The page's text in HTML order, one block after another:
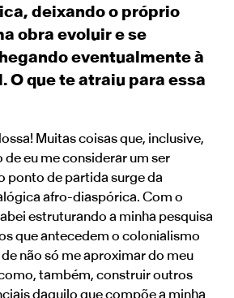
deixando o próprio
obra evoluir e se
eventualmente à
O que te atraiu para essa
Muitas coisas que, inclusive,
eu me considerar um ser
ponto de partida surge da
afro-diaspórica. Com o
estruturando a minha pesquisa
que antecedem o colonialismo
não só me aproximar do meu
também, construir outros
daquilo que compõe a minha